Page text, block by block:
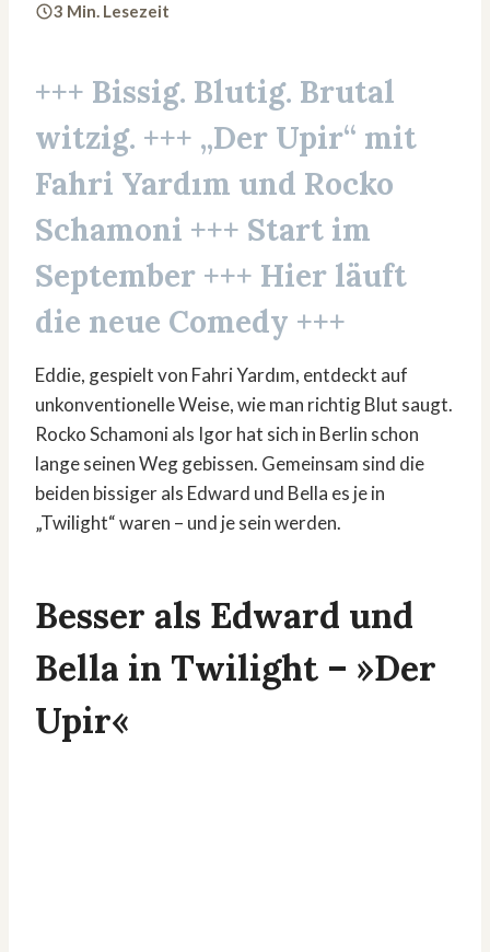
3 Min. Lesezeit
+++ Bissig. Blutig. Brutal
witzig. +++ „Der Upir“ mit
Fahri Yardım und Rocko
Schamoni +++ Start im
September +++ Hier läuft
die neue Comedy +++
Eddie, gespielt von Fahri Yardım, entdeckt auf
unkonventionelle Weise, wie man richtig Blut saugt.
Rocko Schamoni als Igor hat sich in Berlin schon
lange seinen Weg gebissen. Gemeinsam sind die
beiden bissiger als Edward und Bella es je in
„Twilight“ waren – und je sein werden.
Besser als Edward und
Bella in Twilight – »Der
Upir«